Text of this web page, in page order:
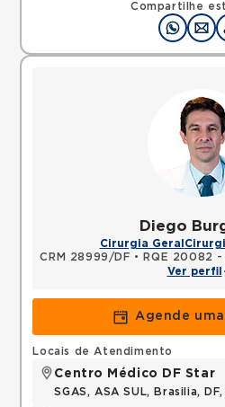
Compartilhe
Diego
Cirurgia Geral
CRM 28999/DF • RQE 20082 -
Ver perfil
Agende
Locais de Atendimento
Centro Médico DF Star
SGAS, ASA SUL, Brasilia,